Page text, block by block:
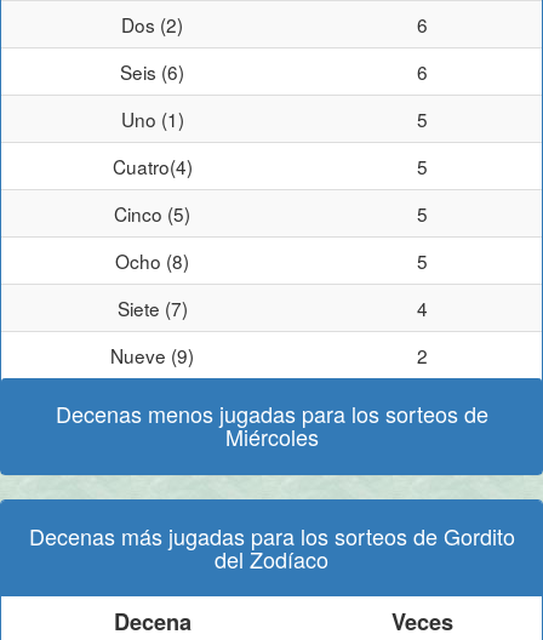
Dos (2)
6
Seis (6)
6
Uno (1)
5
Cuatro(4)
5
Cinco (5)
5
Ocho (8)
5
Siete (7)
4
Nueve (9)
2
Decenas menos jugadas para los sorteos de
Miércoles
Decenas más jugadas para los sorteos de Gordito
del Zodíaco
Decena
Veces